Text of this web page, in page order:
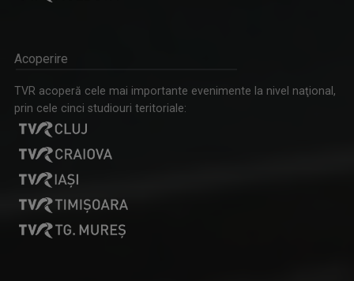
Acoperire
TVR acoperă cele mai importante evenimente la nivel naţional,
prin cele cinci studiouri teritoriale: